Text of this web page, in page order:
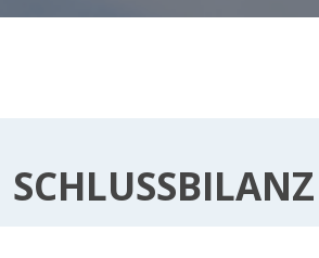
SCHLUSSBILANZ